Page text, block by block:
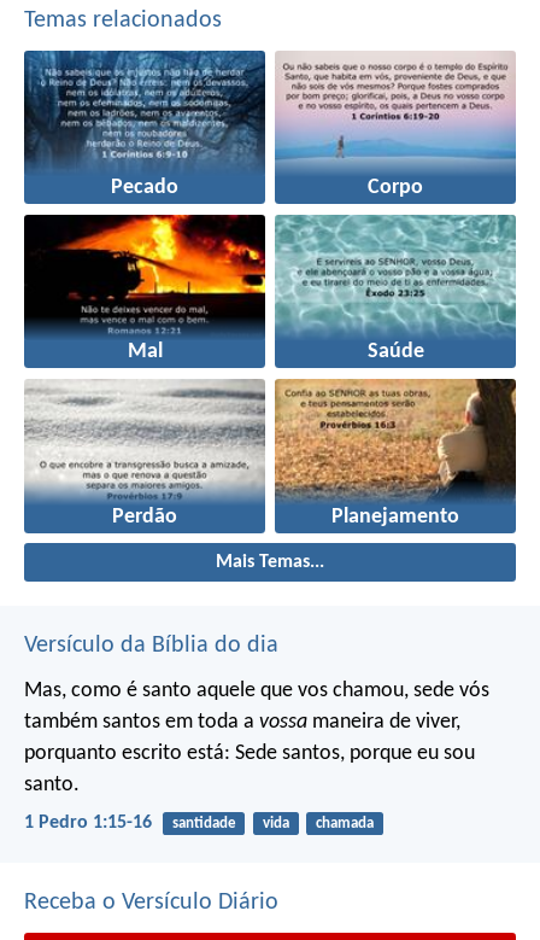
Temas relacionados
Pecado Corpo
Mal Saúde
Perdão Planejamento
Mais Temas...
Versículo da Bíblia do dia
Mas, como é santo aquele que vos chamou, sede vós
também santos em toda a vossa maneira de viver,
porquanto escrito está: Sede santos, porque eu sou
santo.
1 Pedro 1:15-16 santidade vida chamada
Receba o Versículo Diário